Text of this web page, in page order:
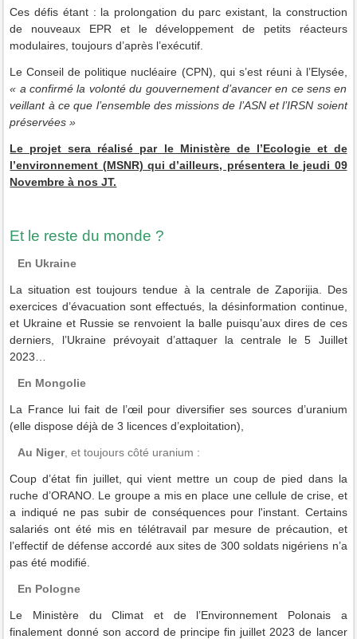
Ces défis étant : la prolongation du parc existant, la construction
de nouveaux EPR et le développement de petits réacteurs
modulaires, toujours d’après l’exécutif.
Le Conseil de politique nucléaire (CPN), qui s’est réuni à l’Elysée,
« a confirmé la volonté du gouvernement d’avancer en ce sens en
veillant à ce que l’ensemble des missions de l’ASN et l’IRSN soient
préservées »
Le projet sera réalisé par le Ministère de l’Ecologie et de
l’environnement (MSNR) qui d’ailleurs, présentera le jeudi 09
Novembre à nos JT.
Et le reste du monde ?
En Ukraine
La situation est toujours tendue à la centrale de Zaporijia. Des
exercices d’évacuation sont effectués, la désinformation continue,
et Ukraine et Russie se renvoient la balle puisqu’aux dires de ces
derniers, l’Ukraine prévoyait d’attaquer la centrale le 5 Juillet
2023…
En Mongolie
La France lui fait de l’œil pour diversifier ses sources d’uranium
(elle dispose déjà de 3 licences d’exploitation),
Au Niger, et toujours côté uranium :
Coup d’état fin juillet, qui vient mettre un coup de pied dans la
ruche d’ORANO. Le groupe a mis en place une cellule de crise, et
a indiqué ne pas subir de conséquences pour l'instant. Certains
salariés ont été mis en télétravail par mesure de précaution, et
l’effectif de défense accordé aux sites de 300 soldats nigériens n’a
pas été modifié.
En Pologne
Le Ministère du Climat et de l’Environnement Polonais a
finalement donné son accord de principe fin juillet 2023 de lancer